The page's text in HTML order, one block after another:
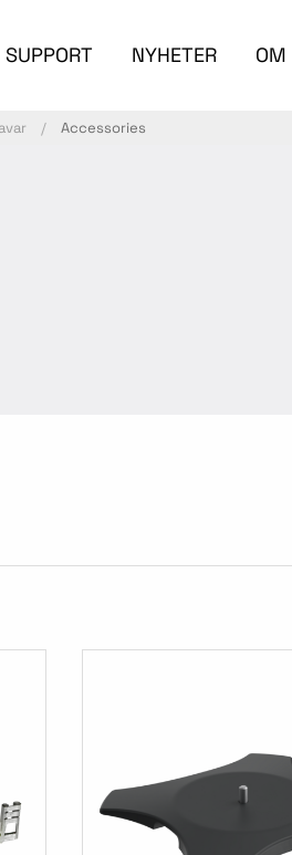
SUPPORT NYHETER OM
Accessories